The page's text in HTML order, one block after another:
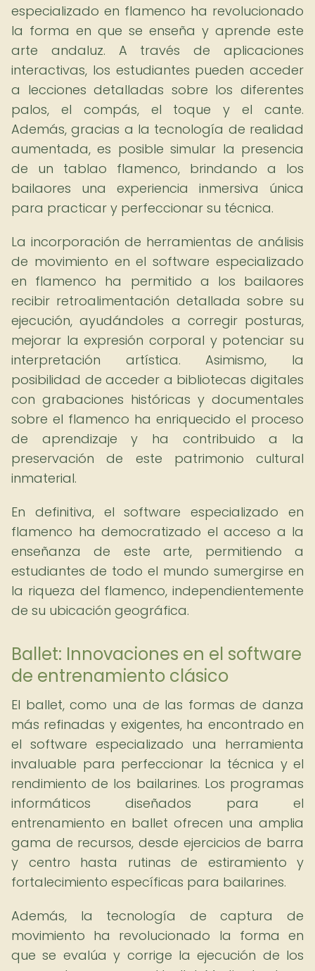
especializado en flamenco ha revolucionado
la forma en que se enseña y aprende este
arte andaluz. A través de aplicaciones
interactivas, los estudiantes pueden acceder
a lecciones detalladas sobre los diferentes
palos, el compás, el toque y el cante.
Además, gracias a la tecnología de realidad
aumentada, es posible simular la presencia
de un tablao flamenco, brindando a los
bailaores una experiencia inmersiva única
para practicar y perfeccionar su técnica.
La incorporación de herramientas de análisis
de movimiento en el software especializado
en flamenco ha permitido a los bailaores
recibir retroalimentación detallada sobre su
ejecución, ayudándoles a corregir posturas,
mejorar la expresión corporal y potenciar su
interpretación artística. Asimismo, la
posibilidad de acceder a bibliotecas digitales
con grabaciones históricas y documentales
sobre el flamenco ha enriquecido el proceso
de aprendizaje y ha contribuido a la
preservación de este patrimonio cultural
inmaterial.
En definitiva, el software especializado en
flamenco ha democratizado el acceso a la
enseñanza de este arte, permitiendo a
estudiantes de todo el mundo sumergirse en
la riqueza del flamenco, independientemente
de su ubicación geográfica.
Ballet: Innovaciones en el software
de entrenamiento clásico
El ballet, como una de las formas de danza
más refinadas y exigentes, ha encontrado en
el software especializado una herramienta
invaluable para perfeccionar la técnica y el
rendimiento de los bailarines. Los programas
informáticos diseñados para el
entrenamiento en ballet ofrecen una amplia
gama de recursos, desde ejercicios de barra
y centro hasta rutinas de estiramiento y
fortalecimiento específicas para bailarines.
Además, la tecnología de captura de
movimiento ha revolucionado la forma en
que se evalúa y corrige la ejecución de los